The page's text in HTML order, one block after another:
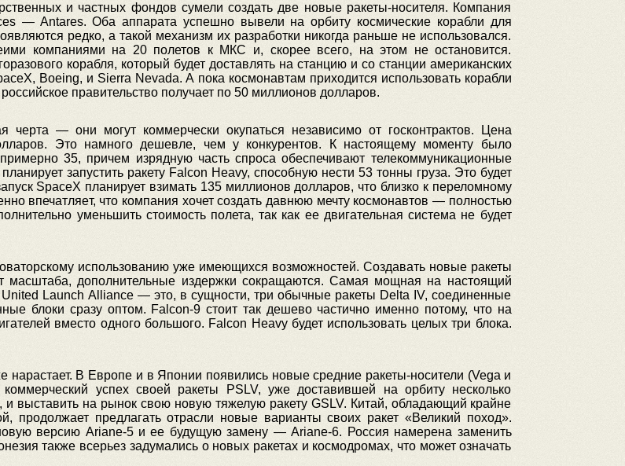
и частных фондов сумели создать две новые ракеты-носителя. Компания
— Antares. Оба аппарата успешно вывели на орбиту космические корабли для
редко, а такой механизм их разработки никогда раньше не использовался.
компаниями на 20 полетов к МКС и, скорее всего, на этом не остановится.
корабля, который будет доставлять на станцию и со станции американских
Boeing, и Sierra Nevada. А пока космонавтам приходится использовать корабли
правительство получает по 50 миллионов долларов.
черта — они могут коммерчески окупаться независимо от госконтрактов. Цена
Это намного дешевле, чем у конкурентов. К настоящему моменту было
35, причем изрядную часть спроса обеспечивают телекоммуникационные
запустить ракету Falcon Heavy, способную нести 53 тонны груза. Это будет
SpaceX планирует взимать 135 миллионов долларов, что близко к переломному
впечатляет, что компания хочет создать давнюю мечту космонавтов — полностью
уменьшить стоимость полета, так как ее двигательная система не будет
использованию уже имеющихся возможностей. Создавать новые ракеты
масштаба, дополнительные издержки сокращаются. Самая мощная на настоящий
Launch Alliance — это, в сущности, три обычные ракеты Delta IV, соединенные
блоки сразу оптом. Falcon-9 стоит так дешево частично именно потому, что на
вместо одного большого. Falcon Heavy будет использовать целых три блока.
В Европе и в Японии появились новые средние ракеты-носители (Vega и
успех своей ракеты PSLV, уже доставившей на орбиту несколько
и выставить на рынок свою новую тяжелую ракету GSLV. Китай, обладающий крайне
продолжает предлагать отрасли новые варианты своих ракет «Великий поход».
версию Ariane-5 и ее будущую замену — Ariane-6. Россия намерена заменить
также всерьез задумались о новых ракетах и космодромах, что может означать